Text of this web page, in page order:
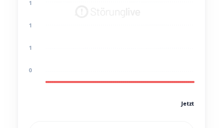
1
1
1
0
Jetzt